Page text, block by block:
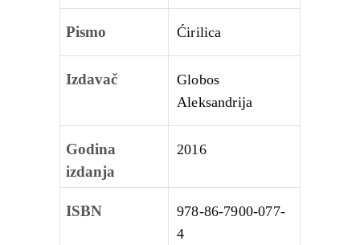
Pismo Ćirilica
Izdavač
Globos
Aleksandrija
Godina
izdanja
2016
ISBN
978-86-7900-077-
4